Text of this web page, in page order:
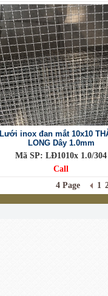
Lưới inox đan mắt 10x10
LONG Dây 1.0mm
Mã SP: LĐ1010x 1.0/304
Call
4 Page
1